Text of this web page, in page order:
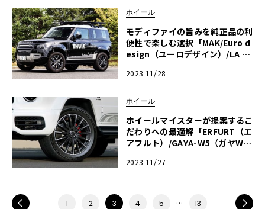
ホイール
モディファイの旨みを純正品の利
便性で楽しむ選択「MAK/Euro d
esign（ユーロデザイン）/LA S
on（ブレイトン）」【ホイール
2023 11/28
ホイール
ホイールマイスターが提案するこ
だわりへの最適解「ERFURT（エ
アフルト）/GAYA-W5（ガヤW
024冬】
2023 11/27
1 2 3 4 5 … 13